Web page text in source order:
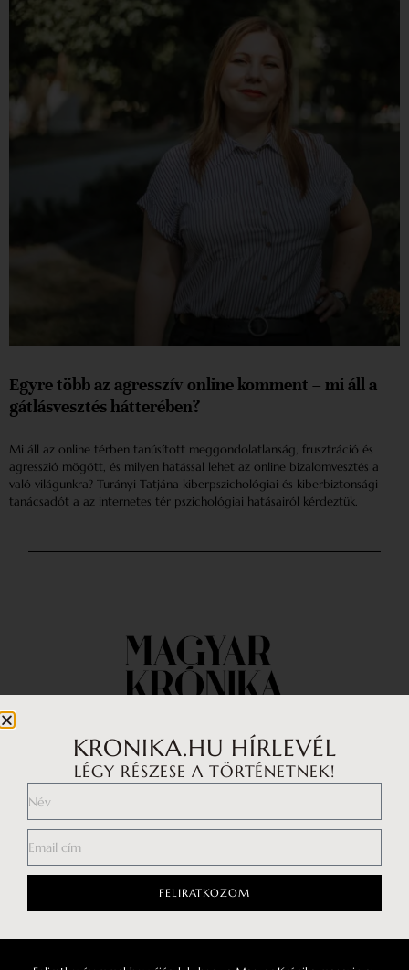
Egyre több az agresszív online komment – mi áll a
gátlásvesztés hátterében?
Mi áll az online térben tanúsított meggondolatlanság, frusztráció és
agresszió mögött, és milyen hatással lehet az online bizalomvesztés a
való világunkra? Turányi Tatjána kiberpszichológiai és kiberbiztonsági
tanácsadót a az internetes tér pszichológiai hatásairól kérdeztük.
Impresszum
Általános Szerződési Feltételek
Adatkezelési tájékoztató
KRONIKA.HU HÍRLEVÉL
LÉGY RÉSZESE A TÖRTÉNETNEK!
FELIRATKOZOM